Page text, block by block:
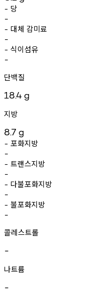
- 당
-
- 대체 감미료
-
- 식이섬유
-
단백질
18.4 g
지방
8.7 g
- 포화지방
-
- 트랜스지방
-
- 다불포화지방
-
- 불포화지방
-
콜레스트롤
-
나트륨
-